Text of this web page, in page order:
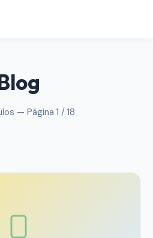
— Página 1 / 18